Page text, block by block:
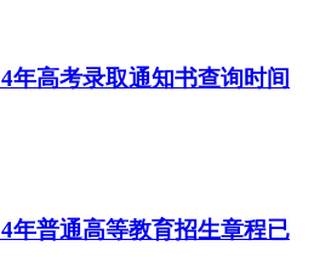
年高考录取通知书查询时间
年普通高等教育招生章程已